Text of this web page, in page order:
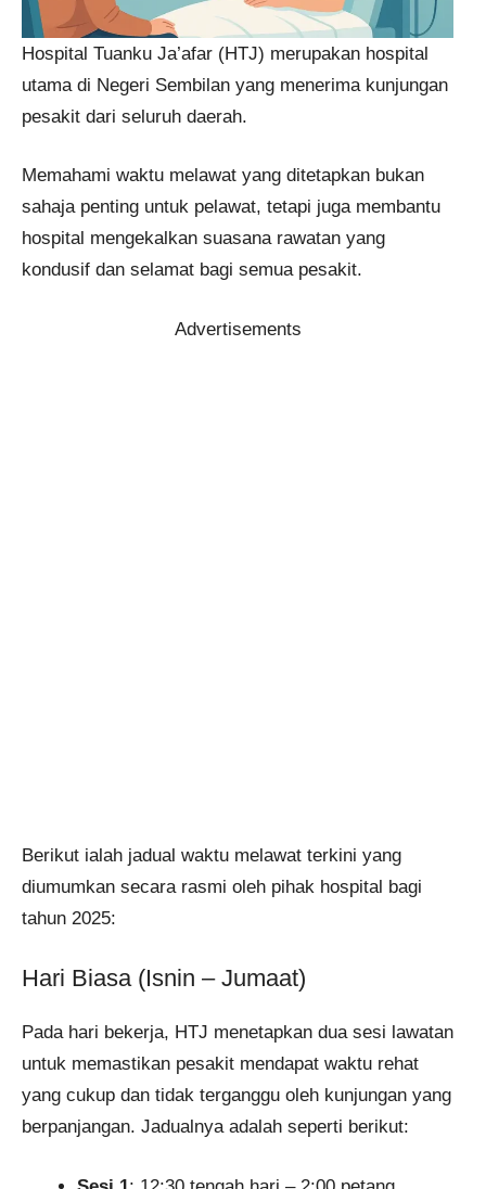
Hospital Tuanku Ja’afar (HTJ) merupakan hospital
utama di Negeri Sembilan yang menerima kunjungan
pesakit dari seluruh daerah.
Memahami waktu melawat yang ditetapkan bukan
sahaja penting untuk pelawat, tetapi juga membantu
hospital mengekalkan suasana rawatan yang
kondusif dan selamat bagi semua pesakit.
Advertisements
Berikut ialah jadual waktu melawat terkini yang
diumumkan secara rasmi oleh pihak hospital bagi
tahun 2025:
Hari Biasa (Isnin – Jumaat)
Pada hari bekerja, HTJ menetapkan dua sesi lawatan
untuk memastikan pesakit mendapat waktu rehat
yang cukup dan tidak terganggu oleh kunjungan yang
berpanjangan. Jadualnya adalah seperti berikut: